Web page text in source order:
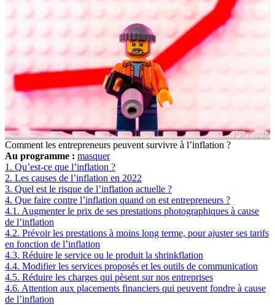
Comment les entrepreneurs peuvent survivre à l’inflation ?
Au programme : masquer
1. Qu’est-ce que l’inflation ?
2. Les causes de l’inflation en 2022
3. Quel est le risque de l’inflation actuelle ?
4. Que faire contre l’inflation quand on est entrepreneurs ?
4.1. Augmenter le prix de ses prestations photographiques à cause
de l’inflation
4.2. Prévoir les prestations à moins long terme, pour ajuster ses tarifs
en fonction de l’inflation
4.3. Réduire le service ou le produit la shrinkflation
4.4. Modifier les services proposés et les outils de communication
4.5. Réduire les charges qui pèsent sur nos entreprises
4.6. Attention aux placements financiers qui peuvent fondre à cause
de l’inflation